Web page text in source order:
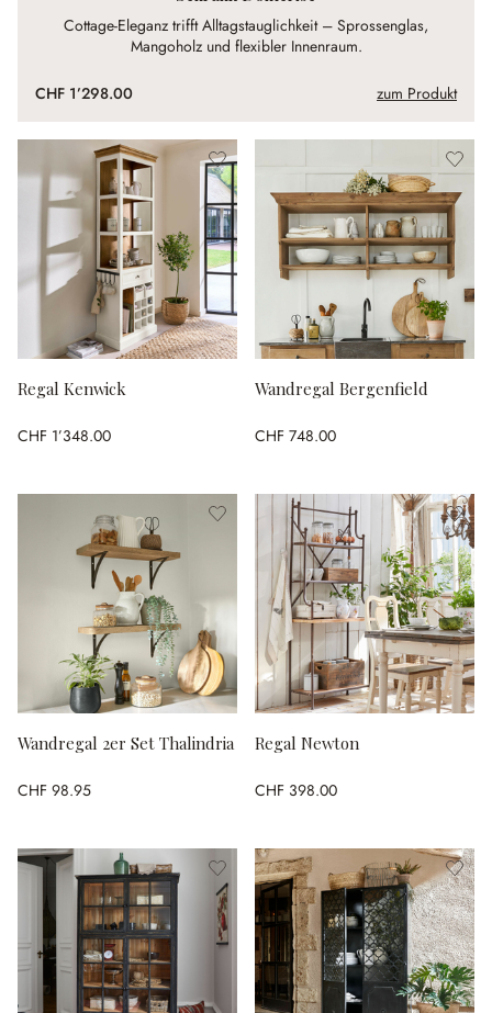
Cottage-Eleganz trifft Alltagstauglichkeit – Sprossenglas,
Mangoholz und flexibler Innenraum.
CHF 1’298.00 zum Produkt
Regal Kenwick
CHF 1’348.00
Wandregal Bergenfield
CHF 748.00
Wandregal 2er Set Thalindria
CHF 98.95
Regal Newton
CHF 398.00